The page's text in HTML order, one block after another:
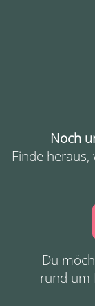
Noch
Finde
Du
rund um